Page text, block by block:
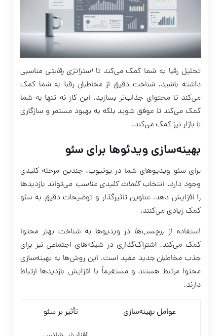
تحلیل رقبا به شما کمک می‌کند تااستراتژی رقابتی مناسبی
داشته باشید. شناخت دقیق از مخاطبان رقبا به شما کمک
می‌کند تا محتوای جذاب‌تر بسازید. این کار نه تنها به شما
کمک می‌کند تا موفق شوید بلکه به بهبود مستمر و سازگاری
با بازار نیز کمک می‌کند.
بهینه‌سازی ویدئوها برای سئو
برای سئو ویدیوهای شما در یوتیوب، چندین مرحله کلیدی
وجود دارد. انتخابکلمات کلیدی مناسب می‌تواند بازدیدها
را افزایش دهد. عناوین تاثیرگذار و توضیحات دقیق به سئو
کمک زیادی می‌کنند.
استفاده از برچسب‌ها در ویدیوها به شناخت بهتر محتوا
کمک می‌کند. اشتراک‌گذاری در شبکه‌های اجتماعی نیز برای
جذب مخاطبان جدید مفید است. این روش‌ها به بهینه‌سازی
محتوا مرتبط هستند و مستقیماً با افزایش بازدید‌ها ارتباط
دارند.
عوامل بهینه‌سازی
تأثیر بر سئو